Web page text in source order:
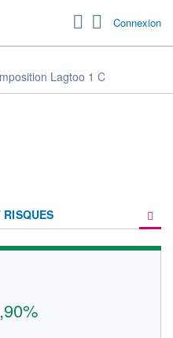
Connexion
Lagtoo 1 C
FORUM